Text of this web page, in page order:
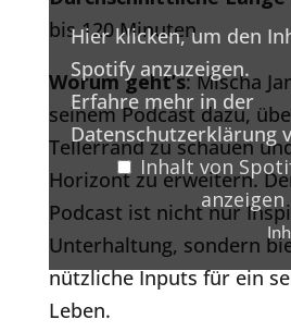
Hier klicken, um den
Spotify anzuzeigen.
Erfahre mehr in der
Datenschutzerklärung
Inhalt von
anzeigen
bis 120 Minuten
Worum geht’s: Mischa
seinem Podcast dazu,
Tellerrand zu schauen
Horizont zu erweitern.
Podcast ist nicht nur
Unterhaltung, sondern
nützliche Inputs für ein
Leben.